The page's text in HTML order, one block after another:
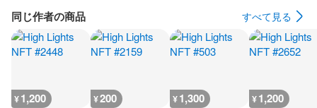
同じ作者の商品 すべて見る
¥1,200 ¥200 ¥1,300 ¥1,200